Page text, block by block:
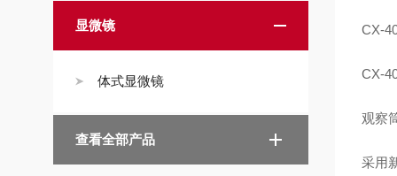
显微镜
体式显微镜
查看全部产品
CX-
CX-
观察
采用